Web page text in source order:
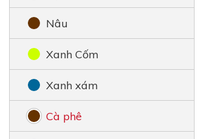
Nâu
Xanh Cốm
Xanh xám
Cà phê